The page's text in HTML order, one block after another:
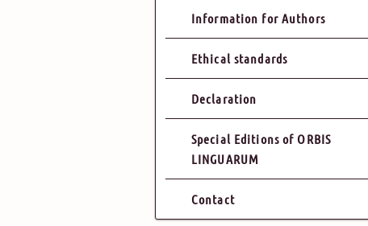
Information for Authors
Ethical standards
Declaration
Special Editions of ORBIS
LINGUARUM
Contact